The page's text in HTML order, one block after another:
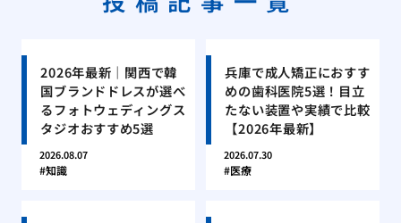
2026年最新｜関西で韓
国ブランドドレスが選べ
るフォトウェディングス
タジオおすすめ5選
2026.08.07
知識
兵庫で成人矯正におすす
めの歯科医院5選！目立
たない装置や実績で比較
【2026年最新】
2026.07.30
医療